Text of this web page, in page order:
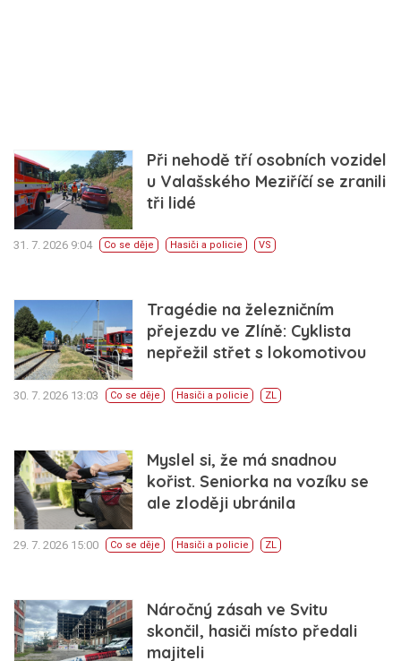
Při nehodě tří osobních vozidel
u Valašského Meziříčí se zranili
tři lidé
31. 7. 2026 9:04 Co se děje Hasiči a policie VS
Tragédie na železničním
přejezdu ve Zlíně: Cyklista
nepřežil střet s lokomotivou
30. 7. 2026 13:03 Co se děje Hasiči a policie ZL
Myslel si, že má snadnou
kořist. Seniorka na vozíku se
ale zloději ubránila
29. 7. 2026 15:00 Co se děje Hasiči a policie ZL
Náročný zásah ve Svitu
skončil, hasiči místo předali
majiteli